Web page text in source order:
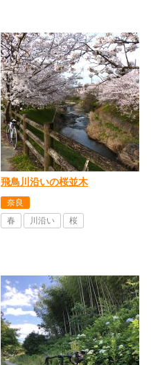
飛鳥川沿いの桜並木
奈良
春
川沿い 桜